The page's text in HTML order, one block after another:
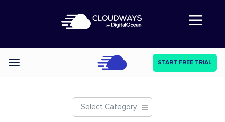
Abre a navegação
Categories START FREE TRIAL
Select Category